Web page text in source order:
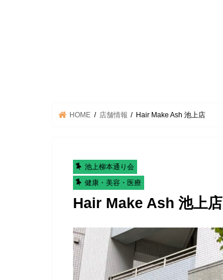
HOME 店舗情報 Hair Make Ash 池上店
池上柳本通り会
健康・美容・医療
Hair Make Ash 池上店